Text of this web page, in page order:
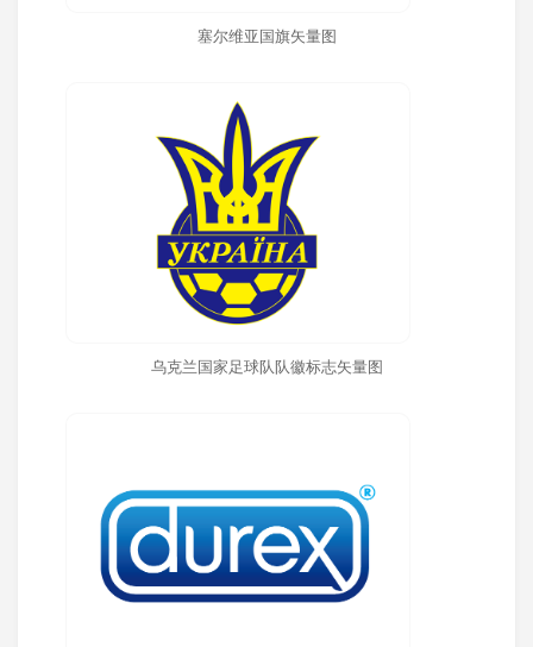
塞尔维亚国旗矢量图
乌克兰国家足球队队徽标志矢量图